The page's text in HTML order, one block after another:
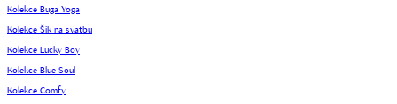
Kolekce Buga Yoga
Kolekce Šik na svatbu
Kolekce Lucky Boy
Kolekce Blue Soul
Kolekce Comfy